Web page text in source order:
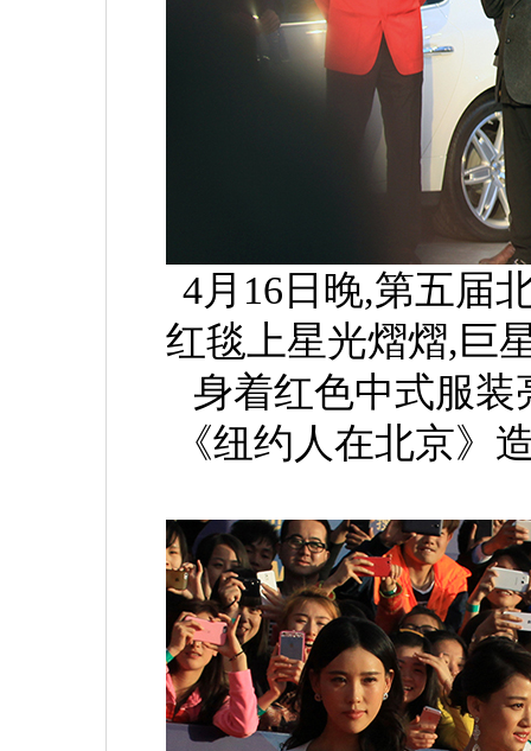
4月16日晚,第五届
红毯上星光熠熠,巨
身着红色中式服装
《纽约人在北京》